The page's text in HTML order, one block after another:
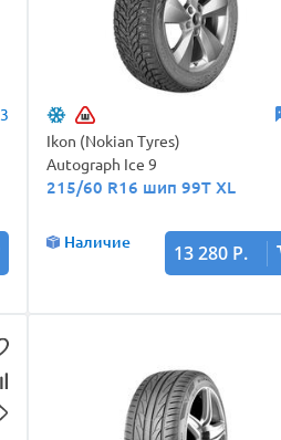
3
Ikon (Nokian Tyres)
Autograph Ice 9
215/60 R16 шип 99T XL
Наличие 13 280 Р.